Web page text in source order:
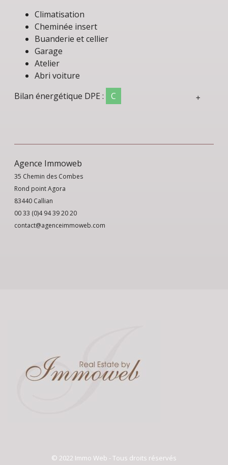
Climatisation
Cheminée insert
Buanderie et cellier
Garage
Atelier
Abri voiture
Bilan énergétique DPE : C +
E
G
Agence Immoweb
35 Chemin des Combes
Rond point Agora
83440 Callian
00 33 (0)4 94 39 20 20
contact@agenceimmoweb.com
© 2022 Immo Web - Tous droits réservés